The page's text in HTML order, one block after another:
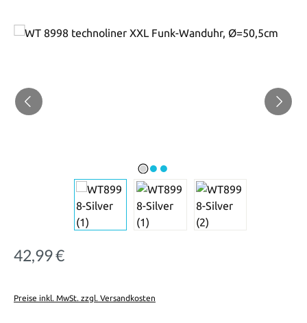
Regulärer Preis:
42,99 €
Preise inkl. MwSt. zzgl. Versandkosten